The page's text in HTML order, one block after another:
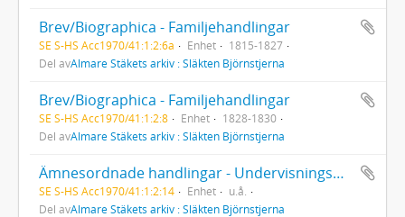
Brev/Biographica - Familjehandlingar
SE S-HS Acc1970/41:1:2:6a Enhet
1815-1827
Del avAlmare Stäkets arkiv : Släkten Björnstjerna
Brev/Biographica - Familjehandlingar
SE S-HS Acc1970/41:1:2:8 Enhet
1828-1830
Del avAlmare Stäkets arkiv : Släkten Björnstjerna
Ämnesordnade handlingar - Undervisningsmaterial
SE S-HS Acc1970/41:1:2:14 Enhet
u.å.
Del avAlmare Stäkets arkiv : Släkten Björnstjerna